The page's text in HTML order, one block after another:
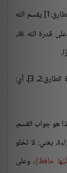
الله
قدرة الله ،
[سورة الطارق:2، 3]، أي:
هذا هو جواب القسم،
يعني: لا تخلو
حَافِظٌ ، وعلى